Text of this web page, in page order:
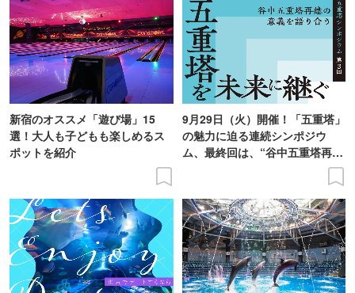
新宿のオススメ「遊び場」15
選！大人も子どもも楽しめるス
ポットを紹介
9月29日（火）開催！「五重塔」
の魅力に迫る連続シンポジウ
ム、最終回は、“谷中五重塔再建